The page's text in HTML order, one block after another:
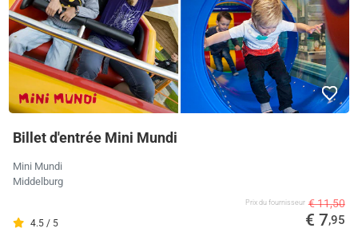
Billet d'entrée Mini Mundi
Mini Mundi
Middelburg
4.5 / 5
Prix ​​du fournisseur € 11,50
€ 7,95